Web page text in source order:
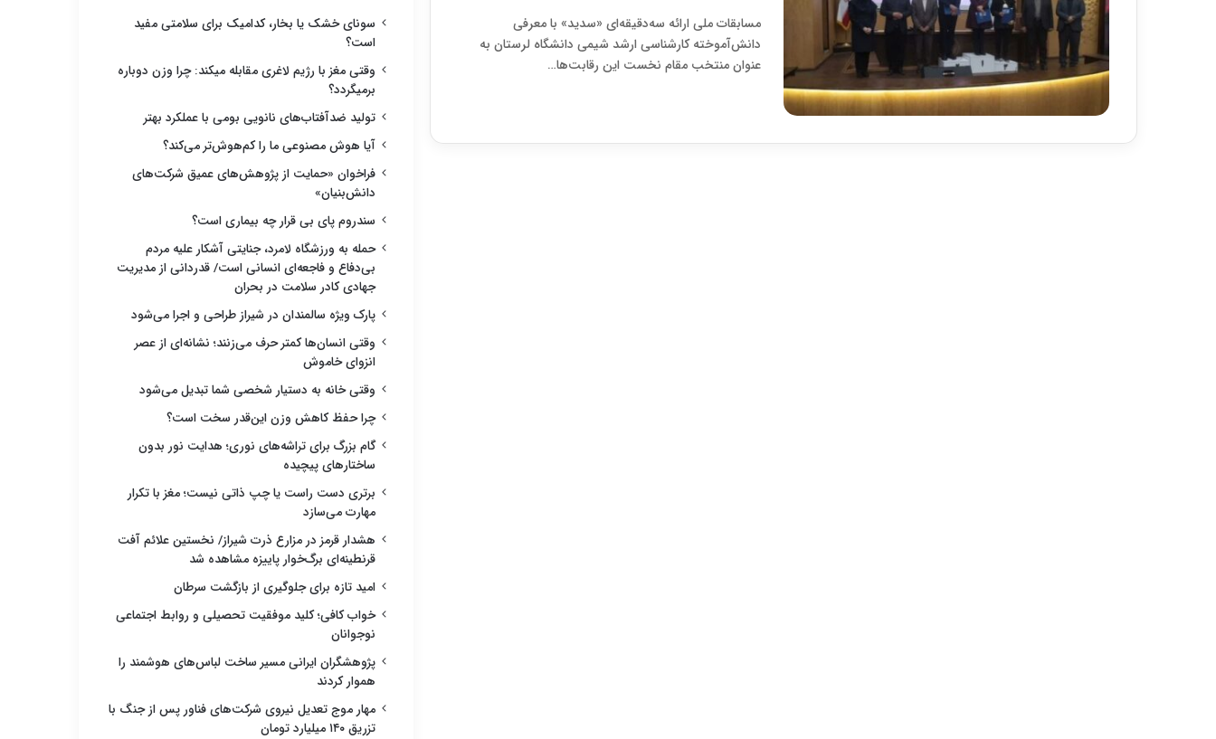
مسابقات ملی ارائه سه‌دقیقه‌ای «سدید» با معرفی
دانش‌آموخته کارشناسی ارشد شیمی دانشگاه لرستان به
عنوان منتخب مقام نخست این رقابت‌ها…
سونای خشک یا بخار، کدامیک برای سلامتی مفید
است؟
وقتی مغز با رژیم لاغری مقابله میکند: چرا وزن دوباره
برمیگردد؟
تولید ضدآفتاب‌های نانویی بومی با عملکرد بهتر
آیا هوش مصنوعی ما را کم‌هوش‌تر می‌کند؟
فراخوان «حمایت از پژوهش‌های عمیق شرکت‌های
دانش‌بنیان»
سندروم پای بی قرار چه بیماری است؟
حمله به ورزشگاه لامرد، جنایتی آشکار علیه مردم
بی‌دفاع و فاجعه‌ای انسانی است/ قدردانی از مدیریت
جهادی کادر سلامت در بحران
پارک ویژه سالمندان در شیراز طراحی و اجرا می‌شود
وقتی انسان‌ها کمتر حرف می‌زنند؛ نشانه‌ای از عصر
انزوای خاموش
وقتی خانه به دستیار شخصی شما تبدیل می‌شود
چرا حفظ کاهش وزن این‌قدر سخت است؟
گام بزرگ برای تراشه‌های نوری؛ هدایت نور بدون
ساختارهای پیچیده
برتری دست راست یا چپ ذاتی نیست؛ مغز با تکرار
مهارت می‌سازد
هشدار قرمز در مزارع ذرت شیراز/ نخستین علائم آفت
قرنطینه‌ای برگ‌خوار پاییزه مشاهده شد
امید تازه برای جلوگیری از بازگشت سرطان
خواب کافی؛ کلید موفقیت تحصیلی و روابط اجتماعی
نوجوانان
پژوهشگران ایرانی مسیر ساخت لباس‌های هوشمند را
هموار کردند
مهار موج تعدیل نیروی شرکت‌های فناور پس از جنگ با
تزریق ۱۴۰ میلیارد تومان